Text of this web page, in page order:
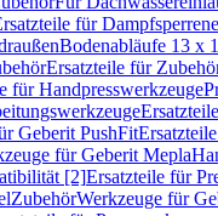
für
Bodenabläufe 13 x
Ersatzteile für
für Handpresswerkzeuge
Geberit PushFit
für Geberit Mepla
[2]Ersatzteile für
ZubehörWerkzeuge für